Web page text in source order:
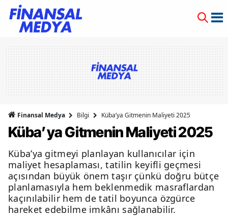
Finansal Medya Bilgi Küba’ya Gitmenin Maliyeti 2025
Küba’ya Gitmenin Maliyeti 2025
Küba’ya gitmeyi planlayan kullanıcılar için
maliyet hesaplaması, tatilin keyifli geçmesi
açısından büyük önem taşır çünkü doğru bütçe
planlamasıyla hem beklenmedik masraflardan
kaçınılabilir hem de tatil boyunca özgürce
hareket edebilme imkânı sağlanabilir.